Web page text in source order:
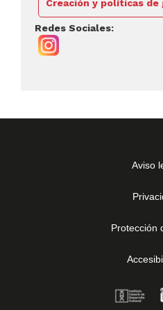
Creación y políticas
Redes Sociales:
Aviso
Protección